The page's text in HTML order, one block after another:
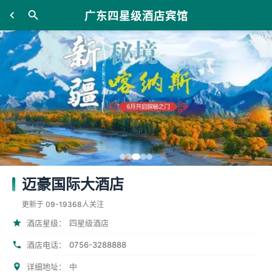
广东四星级酒店宾馆
迈豪国际大酒店
更新于 09-19368人关注
酒店星级： 四星级酒店
酒店电话： 0756-3288888
详细地址： 中